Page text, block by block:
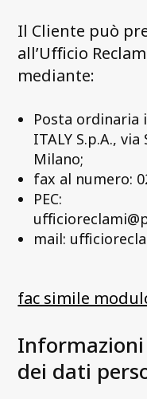
Il Cliente può
all’Ufficio
mediante:
Posta ordinaria
ITALY S.p.A.,
Milano;
fax al numero:
PEC:
mail:
fac simile
dei dati